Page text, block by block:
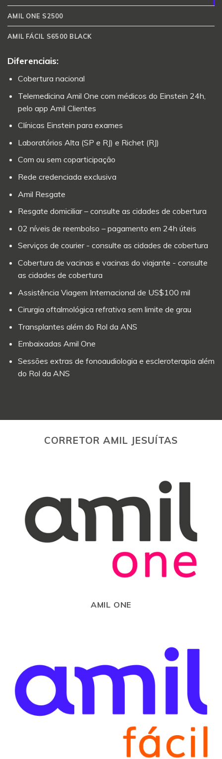
AMIL ONE S2500
AMIL FÁCIL S6500 BLACK
Diferenciais:
Cobertura nacional
Telemedicina Amil One com médicos do Einstein 24h,
pelo app Amil Clientes
Clínicas Einstein para exames
Laboratórios Alta (SP e RJ) e Richet (RJ)
Com ou sem coparticipação
Rede credenciada exclusiva
Amil Resgate
Resgate domiciliar – consulte as cidades de cobertura
02 níveis de reembolso – pagamento em 24h úteis
Serviços de courier - consulte as cidades de cobertura
Cobertura de vacinas e vacinas do viajante - consulte
as cidades de cobertura
Assistência Viagem Internacional de US$100 mil
Cirurgia oftalmológica refrativa sem limite de grau
Transplantes além do Rol da ANS
Embaixadas Amil One
Sessões extras de fonoaudiologia e escleroterapia além
do Rol da ANS
CORRETOR AMIL JESUÍTAS
AMIL ONE